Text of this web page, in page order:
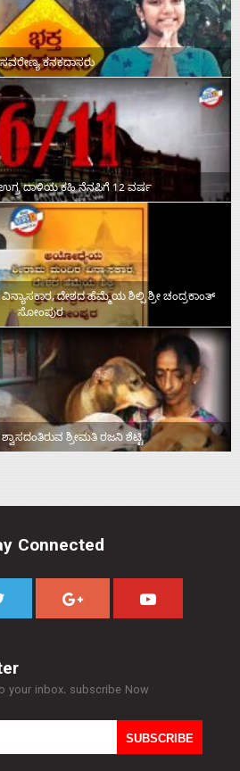
ಕನಕದಾಸರು
ಉಗ್ರ ದಾಳಿಯ ಕಹಿ ನೆನಪಿಗೆ 12 ವರ್ಷ
ದೇಶದ ಹೆಮ್ಮೆಯ ಶಿಲ್ಪಿ ಶ್ರೀ ಚಂದ್ರಕಾಂತ್‌
ಸೋಂಪುರ
ಶ್ರೀಮತಿ ರಜನಿ ಶೆಟ್ಟಿ
Connected
your inbox. subscribe Now